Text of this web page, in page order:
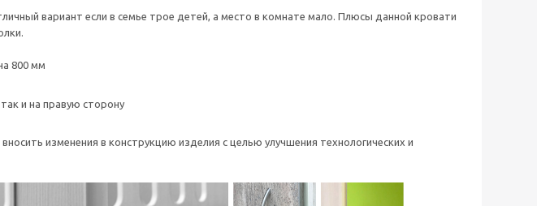
вариант если в семье трое детей, а место в комнате мало. Плюсы данной кровати
800 мм
и на правую сторону
изменения в конструкцию изделия с целью улучшения технологических и